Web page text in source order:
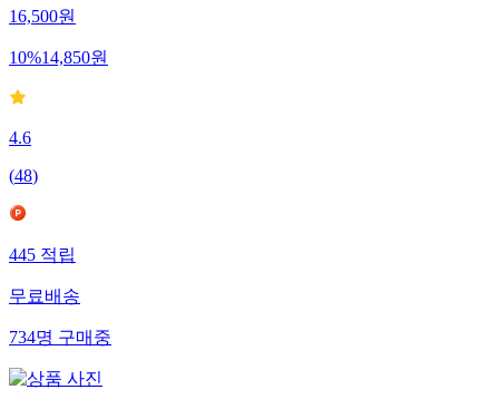
16,500원
10%14,850원
4.6
(48)
445 적립
무료배송
734명 구매중